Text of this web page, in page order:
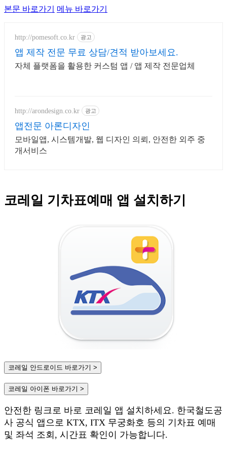
본문 바로가기 메뉴 바로가기
http://pomesoft.co.kr 광고
앱 제작 전문 무료 상담/견적 받아보세요.
자체 플랫폼을 활용한 커스텀 앱 / 앱 제작 전문업체
http://arondesign.co.kr 광고
앱전문 아론디자인
모바일앱, 시스템개발, 웹 디자인 의뢰, 안전한 외주 중
개서비스
코레일 기차표예매 앱 설치하기
코레일 안드로이드 바로가기 >
코레일 아이폰 바로가기 >
안전한 링크로 바로 코레일 앱 설치하세요. 한국철도공
사 공식 앱으로 KTX, ITX 무궁화호 등의 기차표 예매
및 좌석 조회, 시간표 확인이 가능합니다.